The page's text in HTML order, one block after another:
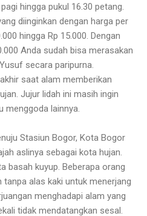
hingga pukul 16.30 petang.
diinginkan dengan harga per
hingga Rp 15.000. Dengan
Anda sudah bisa merasakan
secara paripurna.
saat alam memberikan
Jujur lidah ini masih ingin
menggoda lainnya.
Stasiun Bogor, Kota Bogor
aslinya sebagai kota hujan.
basah kuyup. Beberapa orang
tanpa alas kaki untuk menerjang
menghadapi alam yang
tidak mendatangkan sesal.